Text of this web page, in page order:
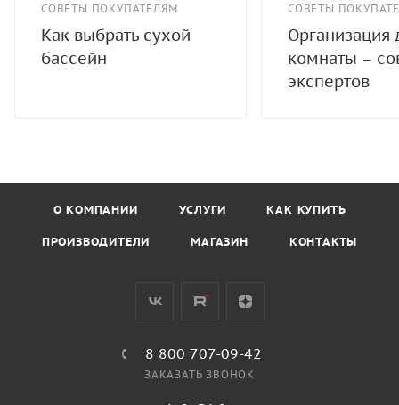
СОВЕТЫ ПОКУПАТЕЛЯМ
Как выбрать сухой
бассейн
СОВЕТЫ
Организация
комнаты –
экспертов
О КОМПАНИИ УСЛУГИ КАК КУПИТЬ
ПРОИЗВОДИТЕЛИ МАГАЗИН КОНТАКТЫ
8 800 707-09-42
ЗАКАЗАТЬ ЗВОНОК